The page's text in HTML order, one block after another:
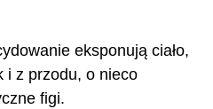
eksponują ciało,
i z przodu, o nieco
figi.